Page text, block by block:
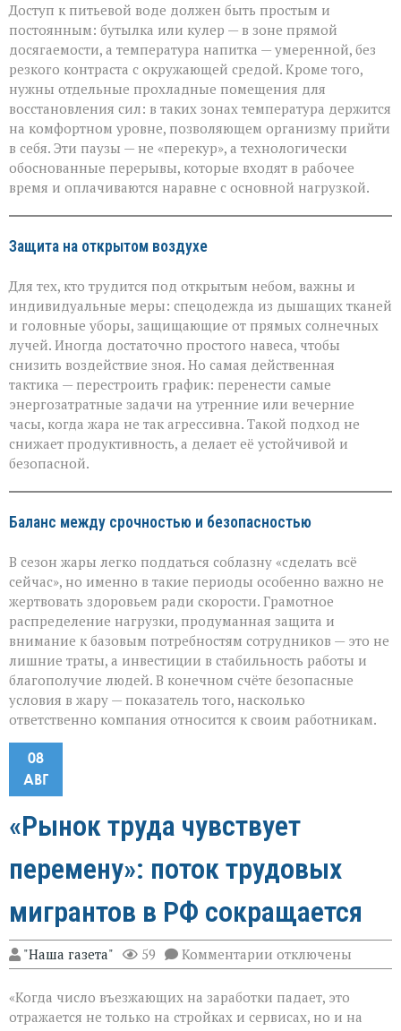
Доступ к питьевой воде должен быть простым и
постоянным: бутылка или кулер — в зоне прямой
досягаемости, а температура напитка — умеренной, без
резкого контраста с окружающей средой. Кроме того,
нужны отдельные прохладные помещения для
восстановления сил: в таких зонах температура держится
на комфортном уровне, позволяющем организму прийти
в себя. Эти паузы — не «перекур», а технологически
обоснованные перерывы, которые входят в рабочее
время и оплачиваются наравне с основной нагрузкой.
Защита на открытом воздухе
Для тех, кто трудится под открытым небом, важны и
индивидуальные меры: спецодежда из дышащих тканей
и головные уборы, защищающие от прямых солнечных
лучей. Иногда достаточно простого навеса, чтобы
снизить воздействие зноя. Но самая действенная
тактика — перестроить график: перенести самые
энергозатратные задачи на утренние или вечерние
часы, когда жара не так агрессивна. Такой подход не
снижает продуктивность, а делает её устойчивой и
безопасной.
Баланс между срочностью и безопасностью
В сезон жары легко поддаться соблазну «сделать всё
сейчас», но именно в такие периоды особенно важно не
жертвовать здоровьем ради скорости. Грамотное
распределение нагрузки, продуманная защита и
внимание к базовым потребностям сотрудников — это не
лишние траты, а инвестиции в стабильность работы и
благополучие людей. В конечном счёте безопасные
условия в жару — показатель того, насколько
ответственно компания относится к своим работникам.
08
АВГ
«Рынок труда чувствует
перемену»: поток трудовых
мигрантов в РФ сокращается
"Наша газета" 59 Комментарии к
записи
труда
чувствует
отключены
«Когда число въезжающих на заработки падает, это
отражается не только на стройках и сервисах, но и на